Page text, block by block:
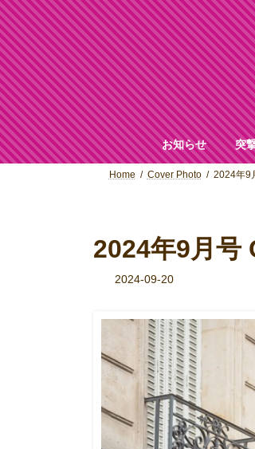
コ
ン
テ
ン
ツ
へ
ス
キ
ッ
プ
ナ
ビ
ゲ
ー
シ
ョ
ン
に
移
動
お知らせ 突
Home Cover Photo 2024年9
2024年9月
2024-09-20